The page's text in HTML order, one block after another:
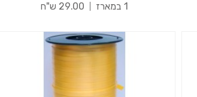
1 במארז 29.00 ש"ח